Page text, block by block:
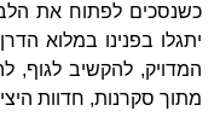
כשנסכים לפתוח את
יתגלו בפנינו במלוא
המדויק, להקשיב לגוף,
מתוך סקרנות, חדוות